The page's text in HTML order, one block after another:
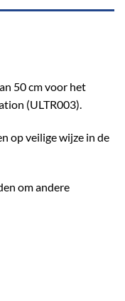
50 cm voor het
(ULTR003).
op veilige wijze in de
om andere